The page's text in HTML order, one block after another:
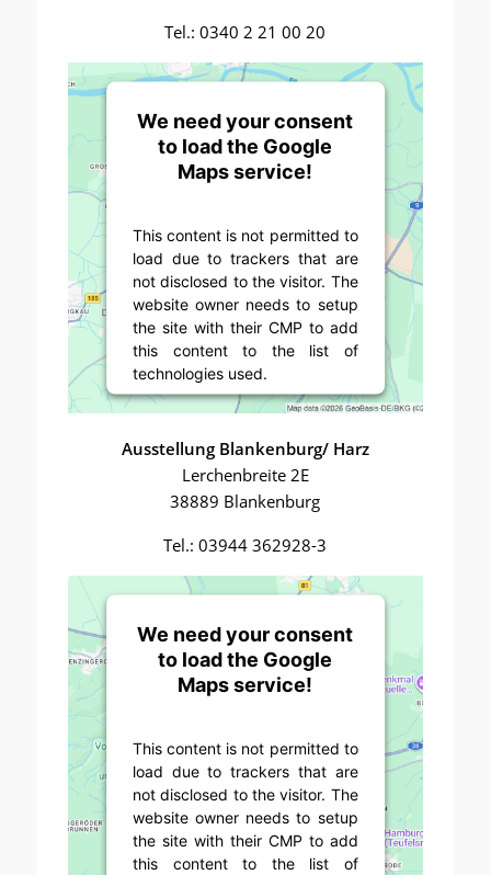
Tel.: 0340 2 21 00 20
We need your consent
to load the Google
Maps service!
This content is not permitted to
load due to trackers that are
not disclosed to the visitor. The
website owner needs to setup
the site with their CMP to add
this content to the list of
technologies used.
Powered byUsercentrics
Ausstellung Blankenburg/ Harz
Lerchenbreite 2E
38889 Blankenburg
Tel.: 03944 362928-3
We need your consent
to load the Google
Maps service!
This content is not permitted to
load due to trackers that are
not disclosed to the visitor. The
website owner needs to setup
the site with their CMP to add
this content to the list of